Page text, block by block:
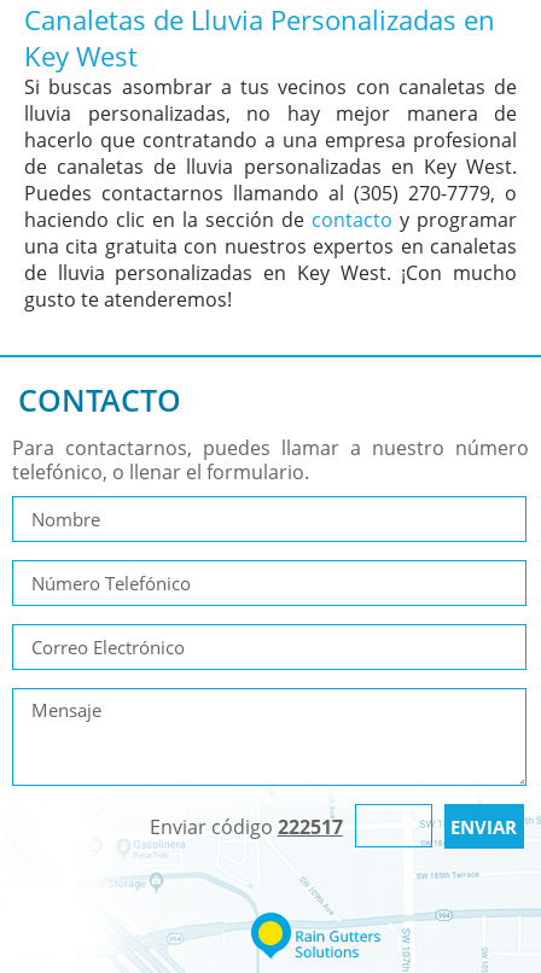
Canaletas de Lluvia Personalizadas en
Key West
Si buscas asombrar a tus vecinos con canaletas de
lluvia personalizadas, no hay mejor manera de
hacerlo que contratando a una empresa profesional
de canaletas de lluvia personalizadas en Key West.
Puedes contactarnos llamando al (305) 270-7779, o
haciendo clic en la sección de contacto y programar
una cita gratuita con nuestros expertos en canaletas
de lluvia personalizadas en Key West. ¡Con mucho
gusto te atenderemos!
CONTACTO
Para contactarnos, puedes llamar a nuestro número
telefónico, o llenar el formulario.
Enviar código 222517